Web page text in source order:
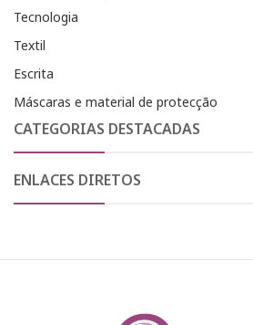
Tecnologia
Textil
Escrita
Máscaras e material de protecção
CATEGORIAS DESTACADAS
ENLACES DIRETOS